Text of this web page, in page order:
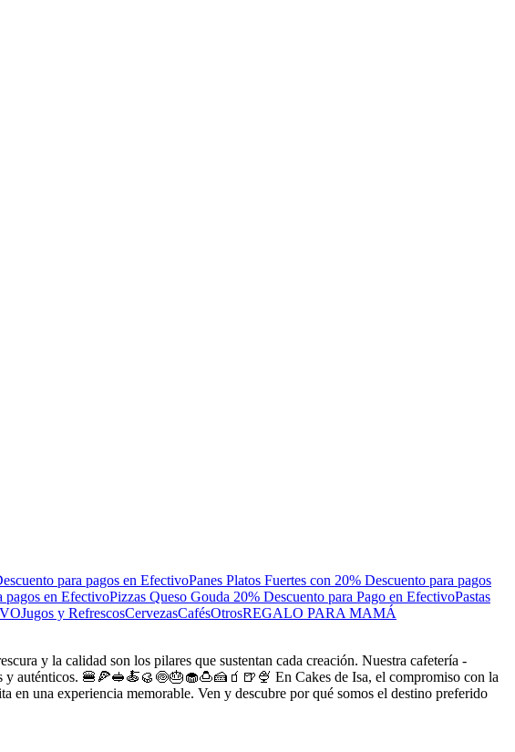
para pagos en EfectivoPanes Platos Fuertes con 20% Descuento para pagos
pagos en EfectivoPizzas Queso Gouda 20% Descuento para Pago en EfectivoPastas
Jugos y RefrescosCervezasCafésOtrosREGALO PARA MAMÁ
y la calidad son los pilares que sustentan cada creación. Nuestra cafetería -
y auténticos. 🍔🍕🥪🍝🥮🍥🎂🧁🍮🍰🧃🍺🍨 En Cakes de Isa, el compromiso con la
en una experiencia memorable. Ven y descubre por qué somos el destino preferido